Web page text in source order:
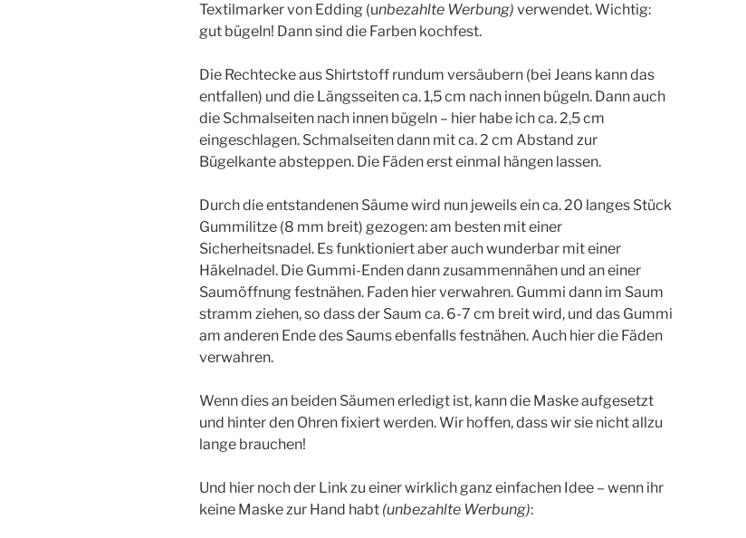
Textilmarker von Edding (unbezahlte Werbung) verwendet. Wichtig:
gut bügeln! Dann sind die Farben kochfest.
Die Rechtecke aus Shirtstoff rundum versäubern (bei Jeans kann das
entfallen) und die Längsseiten ca. 1,5 cm nach innen bügeln. Dann auch
die Schmalseiten nach innen bügeln – hier habe ich ca. 2,5 cm
eingeschlagen. Schmalseiten dann mit ca. 2 cm Abstand zur
Bügelkante absteppen. Die Fäden erst einmal hängen lassen.
Durch die entstandenen Säume wird nun jeweils ein ca. 20 langes Stück
Gummilitze (8 mm breit) gezogen: am besten mit einer
Sicherheitsnadel. Es funktioniert aber auch wunderbar mit einer
Häkelnadel. Die Gummi-Enden dann zusammennähen und an einer
Saumöffnung festnähen. Faden hier verwahren. Gummi dann im Saum
stramm ziehen, so dass der Saum ca. 6-7 cm breit wird, und das Gummi
am anderen Ende des Saums ebenfalls festnähen. Auch hier die Fäden
verwahren.
Wenn dies an beiden Säumen erledigt ist, kann die Maske aufgesetzt
und hinter den Ohren fixiert werden. Wir hoffen, dass wir sie nicht allzu
lange brauchen!
Und hier noch der Link zu einer wirklich ganz einfachen Idee – wenn ihr
keine Maske zur Hand habt (unbezahlte Werbung):